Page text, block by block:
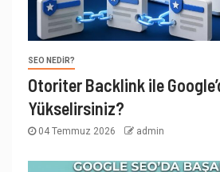
SEO NEDIR?
Otoriter Backlink ile
Yükselirsiniz?
04 Temmuz 2026 admin